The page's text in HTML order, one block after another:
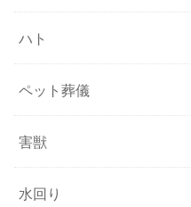
ハト
ペット葬儀
害獣
水回り